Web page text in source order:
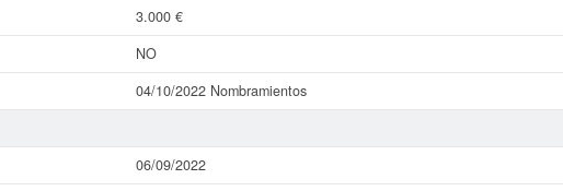
3.000 €
NO
04/10/2022 Nombramientos
06/09/2022